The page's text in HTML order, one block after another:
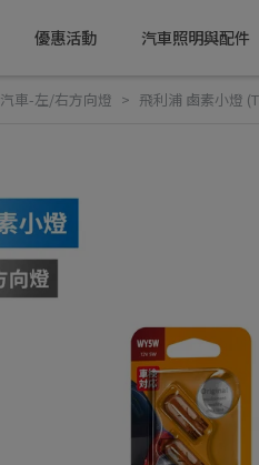
優惠活動 汽車照明與配件
汽車-左/右方向燈 飛利浦 鹵素小燈